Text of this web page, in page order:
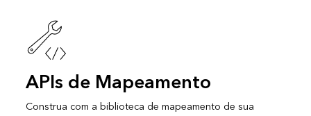
APIs de Mapeamento
Construa com a biblioteca de mapeamento de sua